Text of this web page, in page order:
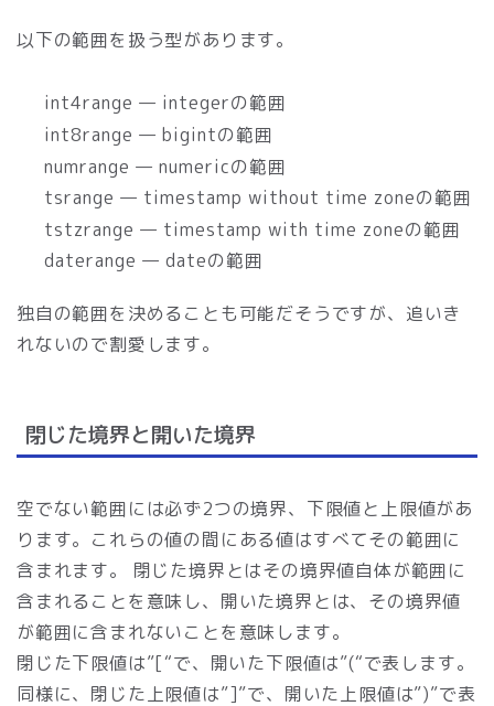
以下の範囲を扱う型があります。
int4range — integerの範囲
int8range — bigintの範囲
numrange — numericの範囲
tsrange — timestamp without time zoneの範囲
tstzrange — timestamp with time zoneの範囲
daterange — dateの範囲
独自の範囲を決めることも可能だそうですが、追いき
れないので割愛します。
閉じた境界と開いた境界
空でない範囲には必ず2つの境界、下限値と上限値があ
ります。これらの値の間にある値はすべてその範囲に
含まれます。 閉じた境界とはその境界値自体が範囲に
含まれることを意味し、開いた境界とは、その境界値
が範囲に含まれないことを意味します。
閉じた下限値は”[“で、開いた下限値は”(“で表します。
同様に、閉じた上限値は”]”で、開いた上限値は”)”で表